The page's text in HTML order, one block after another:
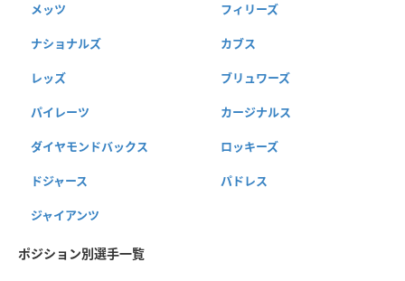
メッツ フィリーズ
ナショナルズ カブス
レッズ ブリュワーズ
パイレーツ カージナルス
ダイヤモンドバックス ロッキーズ
ドジャース パドレス
ジャイアンツ
ポジション別選手一覧